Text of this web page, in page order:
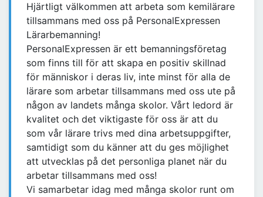
Hjärtligt välkommen att arbeta som kemilärare
tillsammans med oss på PersonalExpressen
Lärarbemanning!
PersonalExpressen är ett bemanningsföretag
som finns till för att skapa en positiv skillnad
för människor i deras liv, inte minst för alla de
lärare som arbetar tillsammans med oss ute på
någon av landets många skolor. Vårt ledord är
kvalitet och det viktigaste för oss är att du
som vår lärare trivs med dina arbetsuppgifter,
samtidigt som du känner att du ges möjlighet
att utvecklas på det personliga planet när du
arbetar tillsammans med oss!
Vi samarbetar idag med många skolor runt om